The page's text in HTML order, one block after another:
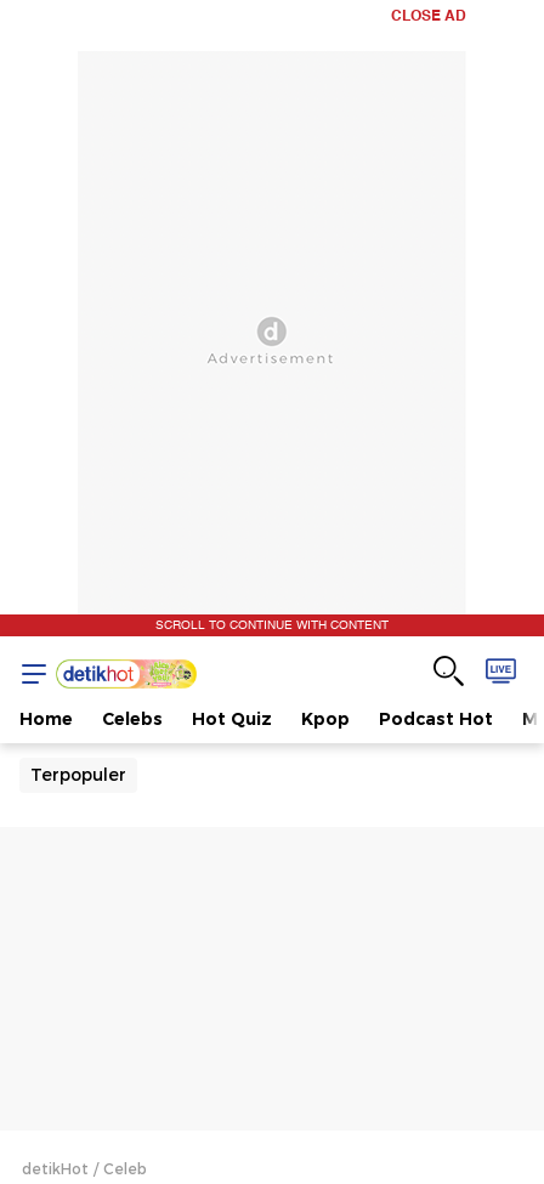
CLOSE AD
SCROLL TO CONTINUE WITH CONTENT
Home Celebs Hot Quiz Kpop Podcast Hot
Terpopuler
detikHot Celeb